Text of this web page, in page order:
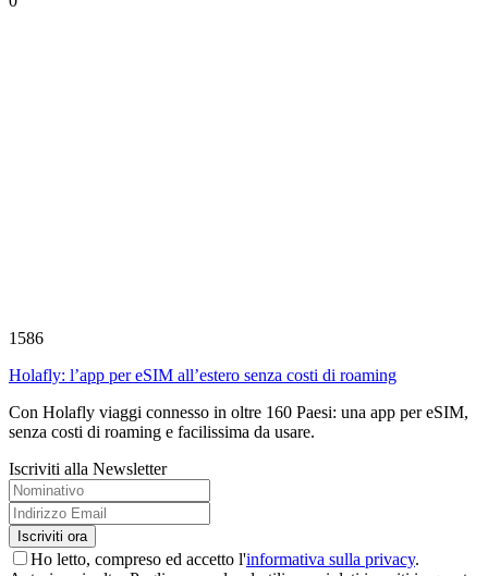
1586
Holafly: l’app per eSIM all’estero senza costi di roaming
Con Holafly viaggi connesso in oltre 160 Paesi: una app per eSIM,
senza costi di roaming e facilissima da usare.
Iscriviti alla Newsletter
Ho letto, compreso ed accetto l'informativa sulla privacy.